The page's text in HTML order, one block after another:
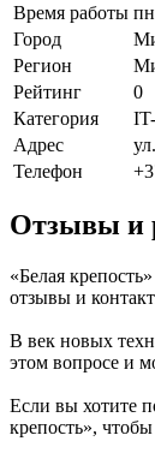
Время работы
Город
Регион
Рейтинг
0
Категория
Адрес
Телефон
Отзывы и
«Белая
отзывы и
В век новых
этом вопросе и
Если вы хотите
крепость»,